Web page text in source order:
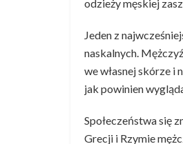
odzieży męskiej
Jeden z
naskalnych.
we własnej skórze i
jak powinien
Społeczeństwa się
Grecji i Rzymie